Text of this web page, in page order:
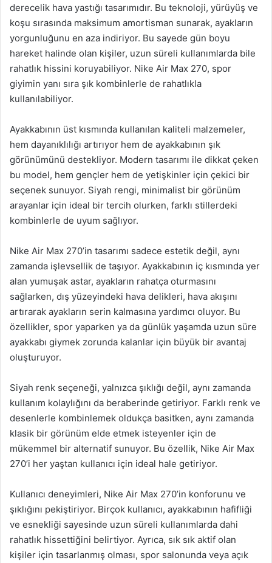
derecelik hava yastığı tasarımıdır. Bu teknoloji, yürüyüş ve
koşu sırasında maksimum amortisman sunarak, ayakların
yorgunluğunu en aza indiriyor. Bu sayede gün boyu
hareket halinde olan kişiler, uzun süreli kullanımlarda bile
rahatlık hissini koruyabiliyor. Nike Air Max 270, spor
giyimin yanı sıra şık kombinlerle de rahatlıkla
kullanılabiliyor.
Ayakkabının üst kısmında kullanılan kaliteli malzemeler,
hem dayanıklılığı artırıyor hem de ayakkabının şık
görünümünü destekliyor. Modern tasarımı ile dikkat çeken
bu model, hem gençler hem de yetişkinler için çekici bir
seçenek sunuyor. Siyah rengi, minimalist bir görünüm
arayanlar için ideal bir tercih olurken, farklı stillerdeki
kombinlerle de uyum sağlıyor.
Nike Air Max 270’in tasarımı sadece estetik değil, aynı
zamanda işlevsellik de taşıyor. Ayakkabının iç kısmında yer
alan yumuşak astar, ayakların rahatça oturmasını
sağlarken, dış yüzeyindeki hava delikleri, hava akışını
artırarak ayakların serin kalmasına yardımcı oluyor. Bu
özellikler, spor yaparken ya da günlük yaşamda uzun süre
ayakkabı giymek zorunda kalanlar için büyük bir avantaj
oluşturuyor.
Siyah renk seçeneği, yalnızca şıklığı değil, aynı zamanda
kullanım kolaylığını da beraberinde getiriyor. Farklı renk ve
desenlerle kombinlemek oldukça basitken, aynı zamanda
klasik bir görünüm elde etmek isteyenler için de
mükemmel bir alternatif sunuyor. Bu özellik, Nike Air Max
270’i her yaştan kullanıcı için ideal hale getiriyor.
Kullanıcı deneyimleri, Nike Air Max 270’in konforunu ve
şıklığını pekiştiriyor. Birçok kullanıcı, ayakkabının hafifliği
ve esnekliği sayesinde uzun süreli kullanımlarda dahi
rahatlık hissettiğini belirtiyor. Ayrıca, sık sık aktif olan
kişiler için tasarlanmış olması, spor salonunda veya açık